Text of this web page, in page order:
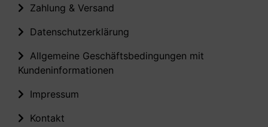
Zahlung & Versand
Datenschutzerklärung
Allgemeine Geschäftsbedingungen mit
Kundeninformationen
Impressum
Kontakt